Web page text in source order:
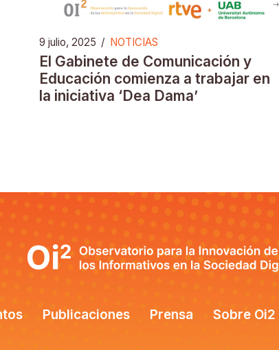
9 julio, 2025 / NOTICIAS
El Gabinete de Comunicación y
Educación comienza a trabajar en
la iniciativa ‘Dea Dama’
Publicaciones Prensa Sobre Oi2